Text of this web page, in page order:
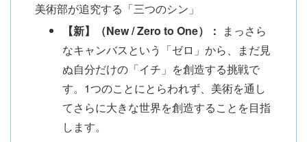
美術部が追究する「三つのシン」
【新】（New / Zero to One）： まっさら
なキャンバスという「ゼロ」から、まだ見
ぬ自分だけの「イチ」を創造する挑戦で
す。1つのことにとらわれず、美術を通し
てさらに大きな世界を創造することを目指
します。